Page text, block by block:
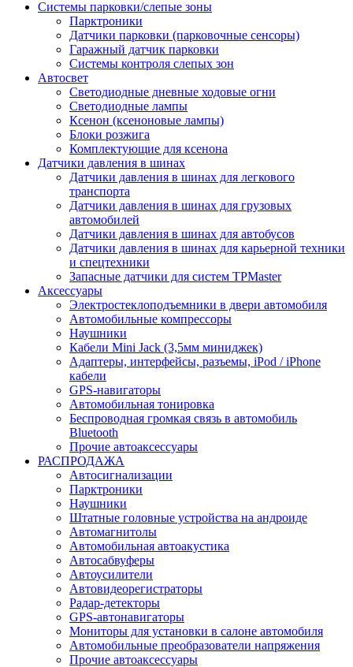
Системы парковки/слепые зоны
Парктроники
Датчики парковки (парковочные сенсоры)
Гаражный датчик парковки
Системы контроля слепых зон
Автосвет
Светодиодные дневные ходовые огни
Светодиодные лампы
Ксенон (ксеноновые лампы)
Блоки розжига
Комплектующие для ксенона
Датчики давления в шинах
Датчики давления в шинах для легкового
транспорта
Датчики давления в шинах для грузовых
автомобилей
Датчики давления в шинах для автобусов
Датчики давления в шинах для карьерной техники
и спецтехники
Запасные датчики для систем TPMaster
Аксессуары
Электростеклоподъемники в двери автомобиля
Автомобильные компрессоры
Наушники
Кабели Mini Jack (3,5мм миниджек)
Адаптеры, интерфейсы, разъемы, iPod / iPhone
кабели
GPS-навигаторы
Автомобильная тонировка
Беспроводная громкая связь в автомобиль
Bluetooth
Прочие автоаксессуары
РАСПРОДАЖА
Автосигнализации
Парктроники
Наушники
Штатные головные устройства на андроиде
Автомагнитолы
Автомобильная автоакустика
Автосабвуферы
Автоусилители
Автовидеорегистраторы
Радар-детекторы
GPS-автонавигаторы
Мониторы для установки в салоне автомобиля
Автомобильные преобразователи напряжения
Прочие автоаксессуары